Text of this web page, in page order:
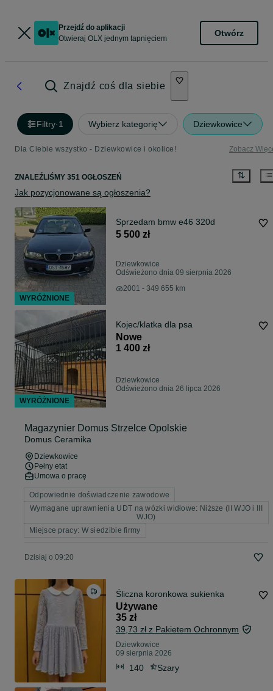
Przejdź do aplikacji
Otwieraj OLX jednym tapnięciem
Otwórz
Znajdź coś dla siebie
Filtry·1 Wybierz kategorię Dziewkowice
Dla Ciebie wszystko - Dziewkowice i okolice! Zobacz
ZNALEŹLIŚMY 351 OGŁOSZEŃ
Jak pozycjonowane są ogłoszenia?
Sprzedam bmw e46 320d
5 500 zł
Dziewkowice
Odświeżono dnia 09 sierpnia 2026
2001 - 349 655 km
Kojec/klatka dla psa
Nowe
1 400 zł
Dziewkowice
Odświeżono dnia 26 lipca 2026
Magazynier Domus Strzelce Opolskie
Domus Ceramika
Dziewkowice
Pełny etat
Umowa o pracę
Odpowiednie doświadczenie zawodowe
Wymagane uprawnienia UDT na wózki widłowe: Niższe (II WJO i III
WJO)
Miejsce pracy: W siedzibie firmy
Dzisiaj o 09:20
Śliczna koronkowa sukienka
Używane
35 zł
39,73 zł z Pakietem Ochronnym
Dziewkowice
09 sierpnia 2026
140 Szary
WYRÓŻNIONE
WYRÓŻNIONE